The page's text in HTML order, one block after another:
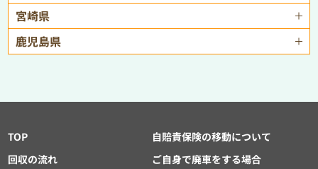
宮崎県
鹿児島県
TOP
回収の流れ
自賠責保険の移動について
ご自身で廃車をする場合